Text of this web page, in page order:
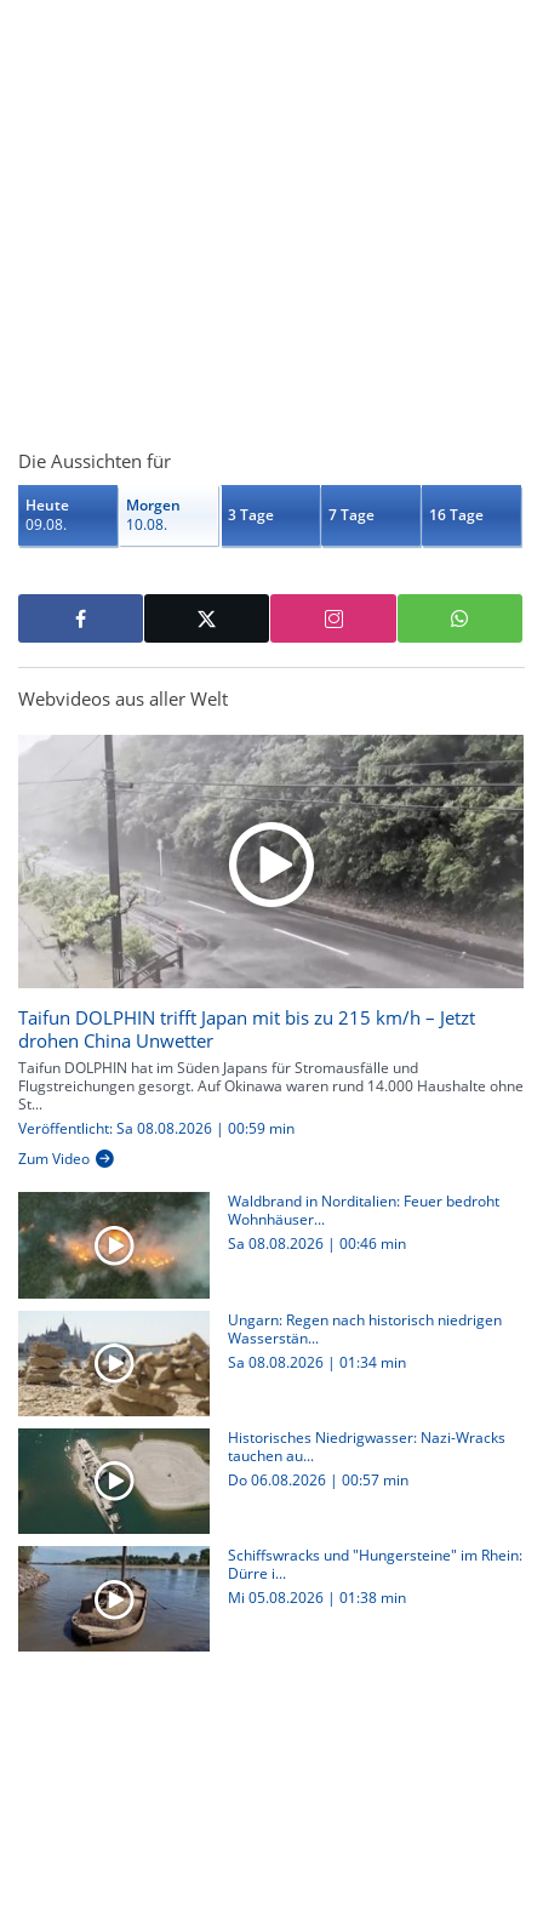
Die Aussichten für
Heute
09.08.
Morgen
10.08.
3 Tage 7 Tage 16 Tage
Webvideos aus aller Welt
Taifun DOLPHIN trifft Japan mit bis zu 215 km/h – Jetzt
drohen China Unwetter
Taifun DOLPHIN hat im Süden Japans für Stromausfälle und
Flugstreichungen gesorgt. Auf Okinawa waren rund 14.000 Haushalte ohne
St...
Veröffentlicht: Sa 08.08.2026 | 00:59 min
Zum Video
Waldbrand in Norditalien: Feuer bedroht
Wohnhäuser...
Sa 08.08.2026 | 00:46 min
Ungarn: Regen nach historisch niedrigen
Wasserstän...
Sa 08.08.2026 | 01:34 min
Historisches Niedrigwasser: Nazi-Wracks
tauchen au...
Do 06.08.2026 | 00:57 min
Schiffswracks und "Hungersteine" im Rhein:
Dürre i...
Mi 05.08.2026 | 01:38 min